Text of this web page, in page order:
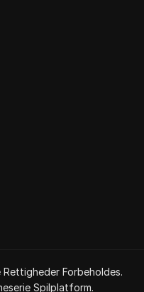
Forbeholdes.
Spilplatform.